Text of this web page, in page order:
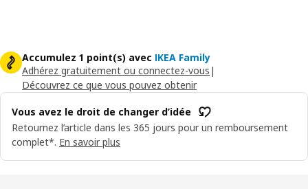
Accumulez 1 point(s) avec IKEA Family
Adhérez gratuitement ou connectez-vous |
Découvrez ce que vous pouvez obtenir
Vous avez le droit de changer d’idée
Retournez l’article dans les 365 jours pour un remboursement
complet*. En savoir plus